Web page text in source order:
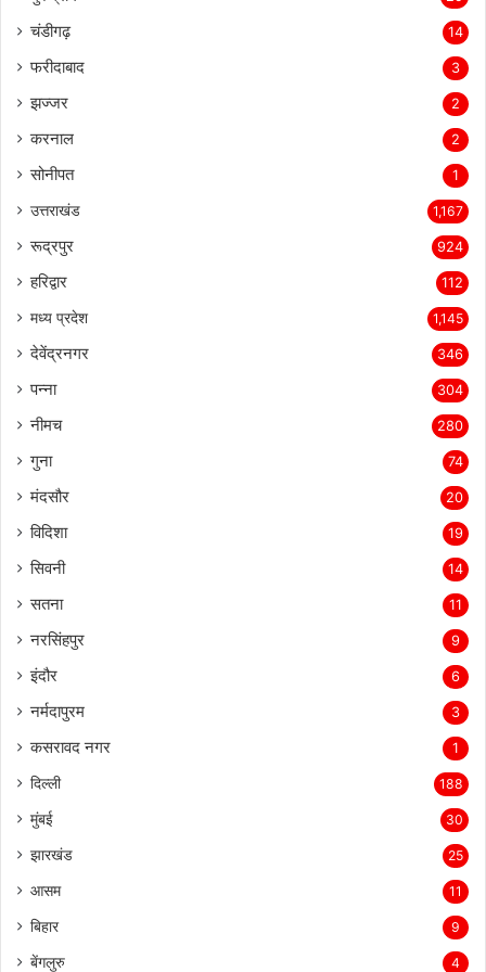
चंडीगढ़ 14
फरीदाबाद 3
झज्जर 2
करनाल 2
सोनीपत 1
उत्तराखंड 1,167
रूद्रपुर 924
हरिद्वार 112
मध्य प्रदेश 1,145
देवेंद्रनगर 346
पन्ना 304
नीमच 280
गुना 74
मंदसौर 20
विदिशा 19
सिवनी 14
सतना 11
नरसिंहपुर 9
इंदौर 6
नर्मदापुरम 3
कसरावद नगर 1
दिल्ली 188
मुंबई 30
झारखंड 25
आसम 11
बिहार 9
बेंगलुरु 4